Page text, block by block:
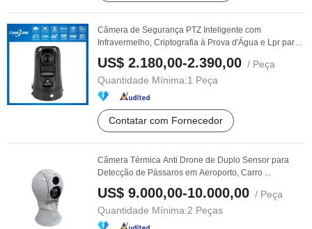
Câmera de Segurança PTZ Inteligente com
Infravermelho, Criptografia à Prova d'Água e Lpr para
US$ 2.180,00-2.390,00 / Peça
Quantidade Mínima:1 Peça
Contatar com Fornecedor
Câmera Térmica Anti Drone de Duplo Sensor para
Detecção de Pássaros em Aeroporto, Carro ...
US$ 9.000,00-10.000,00 / Peça
Quantidade Mínima:2 Peças